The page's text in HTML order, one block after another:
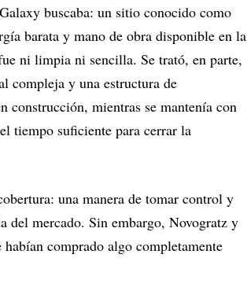
buscaba: un sitio conocido como
barata y mano de obra disponible en la
ni limpia ni sencilla. Se trató, en parte,
compleja y una estructura de
construcción, mientras se mantenía con
tiempo suficiente para cerrar la
una manera de tomar control y
del mercado. Sin embargo, Novogratz y
comprado algo completamente